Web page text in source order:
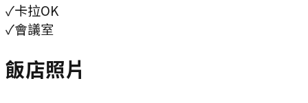
✓卡拉OK
✓會議室
飯店照片